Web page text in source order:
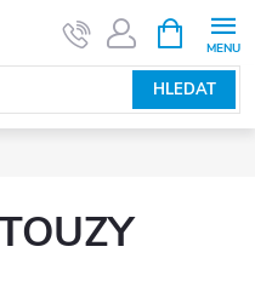
HLEDAT
NÁKUPNÍ
KOŠÍK